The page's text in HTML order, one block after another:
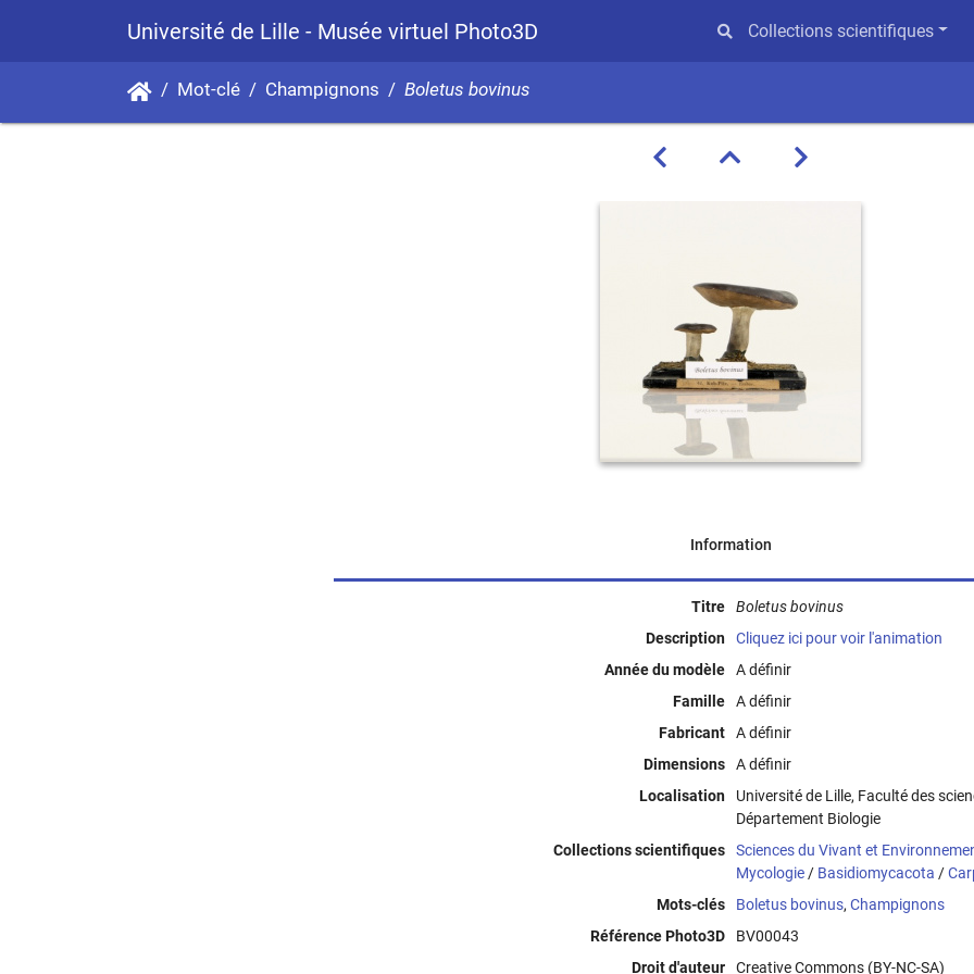
Université de Lille - Musée virtuel Photo3D Collections scientifiques
Mot-clé Champignons Boletus bovinus
Information
Titre
Boletus bovinus
Description
Cliquez ici pour voir l'animation
Année du modèle
A définir
Famille
A définir
Fabricant
A définir
Dimensions
A définir
Localisation
Université de Lille, Faculté des
Département Biologie
Collections scientifiques
Sciences du Vivant et
Mycologie/ Basidiomycacota /
Mots-clés
Boletus bovinus, Champignons
Référence Photo3D
BV00043
Droit d'auteur
Creative Commons (BY-NC-SA)